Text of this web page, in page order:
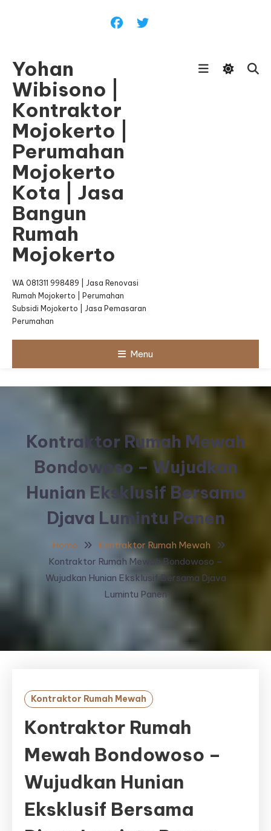
Yohan
Wibisono |
Kontraktor
Mojokerto |
Perumahan
Mojokerto
Kota | Jasa
Bangun
Rumah
Mojokerto
WA 081311 998489 | Jasa Renovasi
Rumah Mojokerto | Perumahan
Subsidi Mojokerto | Jasa Pemasaran
Perumahan
Menu
Kontraktor Rumah Mewah
Bondowoso – Wujudkan
Hunian Eksklusif Bersama
Djava Lumintu Panen
Home
Kontraktor Rumah Mewah
Kontraktor Rumah Mewah Bondowoso –
Wujudkan Hunian Eksklusif Bersama Djava
Lumintu Panen
Kontraktor Rumah Mewah
Kontraktor Rumah
Mewah Bondowoso –
Wujudkan Hunian
Eksklusif Bersama